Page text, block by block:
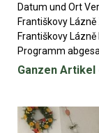
Datum und Ort
Františkovy Lázně
Františkovy
Programm
Ganzen